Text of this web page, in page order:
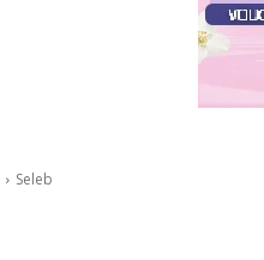
Seleb